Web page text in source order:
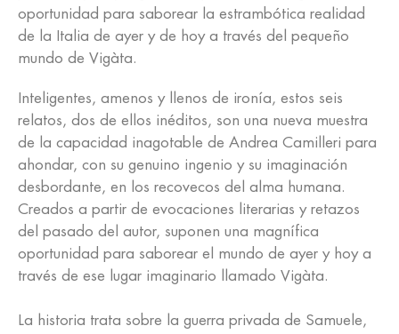
oportunidad para saborear la estrambótica realidad
de la Italia de ayer y de hoy a través del pequeño
mundo de Vigàta.
Inteligentes, amenos y llenos de ironía, estos seis
relatos, dos de ellos inéditos, son una nueva muestra
de la capacidad inagotable de Andrea Camilleri para
ahondar, con su genuino ingenio y su imaginación
desbordante, en los recovecos del alma humana.
Creados a partir de evocaciones literarias y retazos
del pasado del autor, suponen una magnífica
oportunidad para saborear el mundo de ayer y hoy a
través de ese lugar imaginario llamado Vigàta.
La historia trata sobre la guerra privada de Samuele,